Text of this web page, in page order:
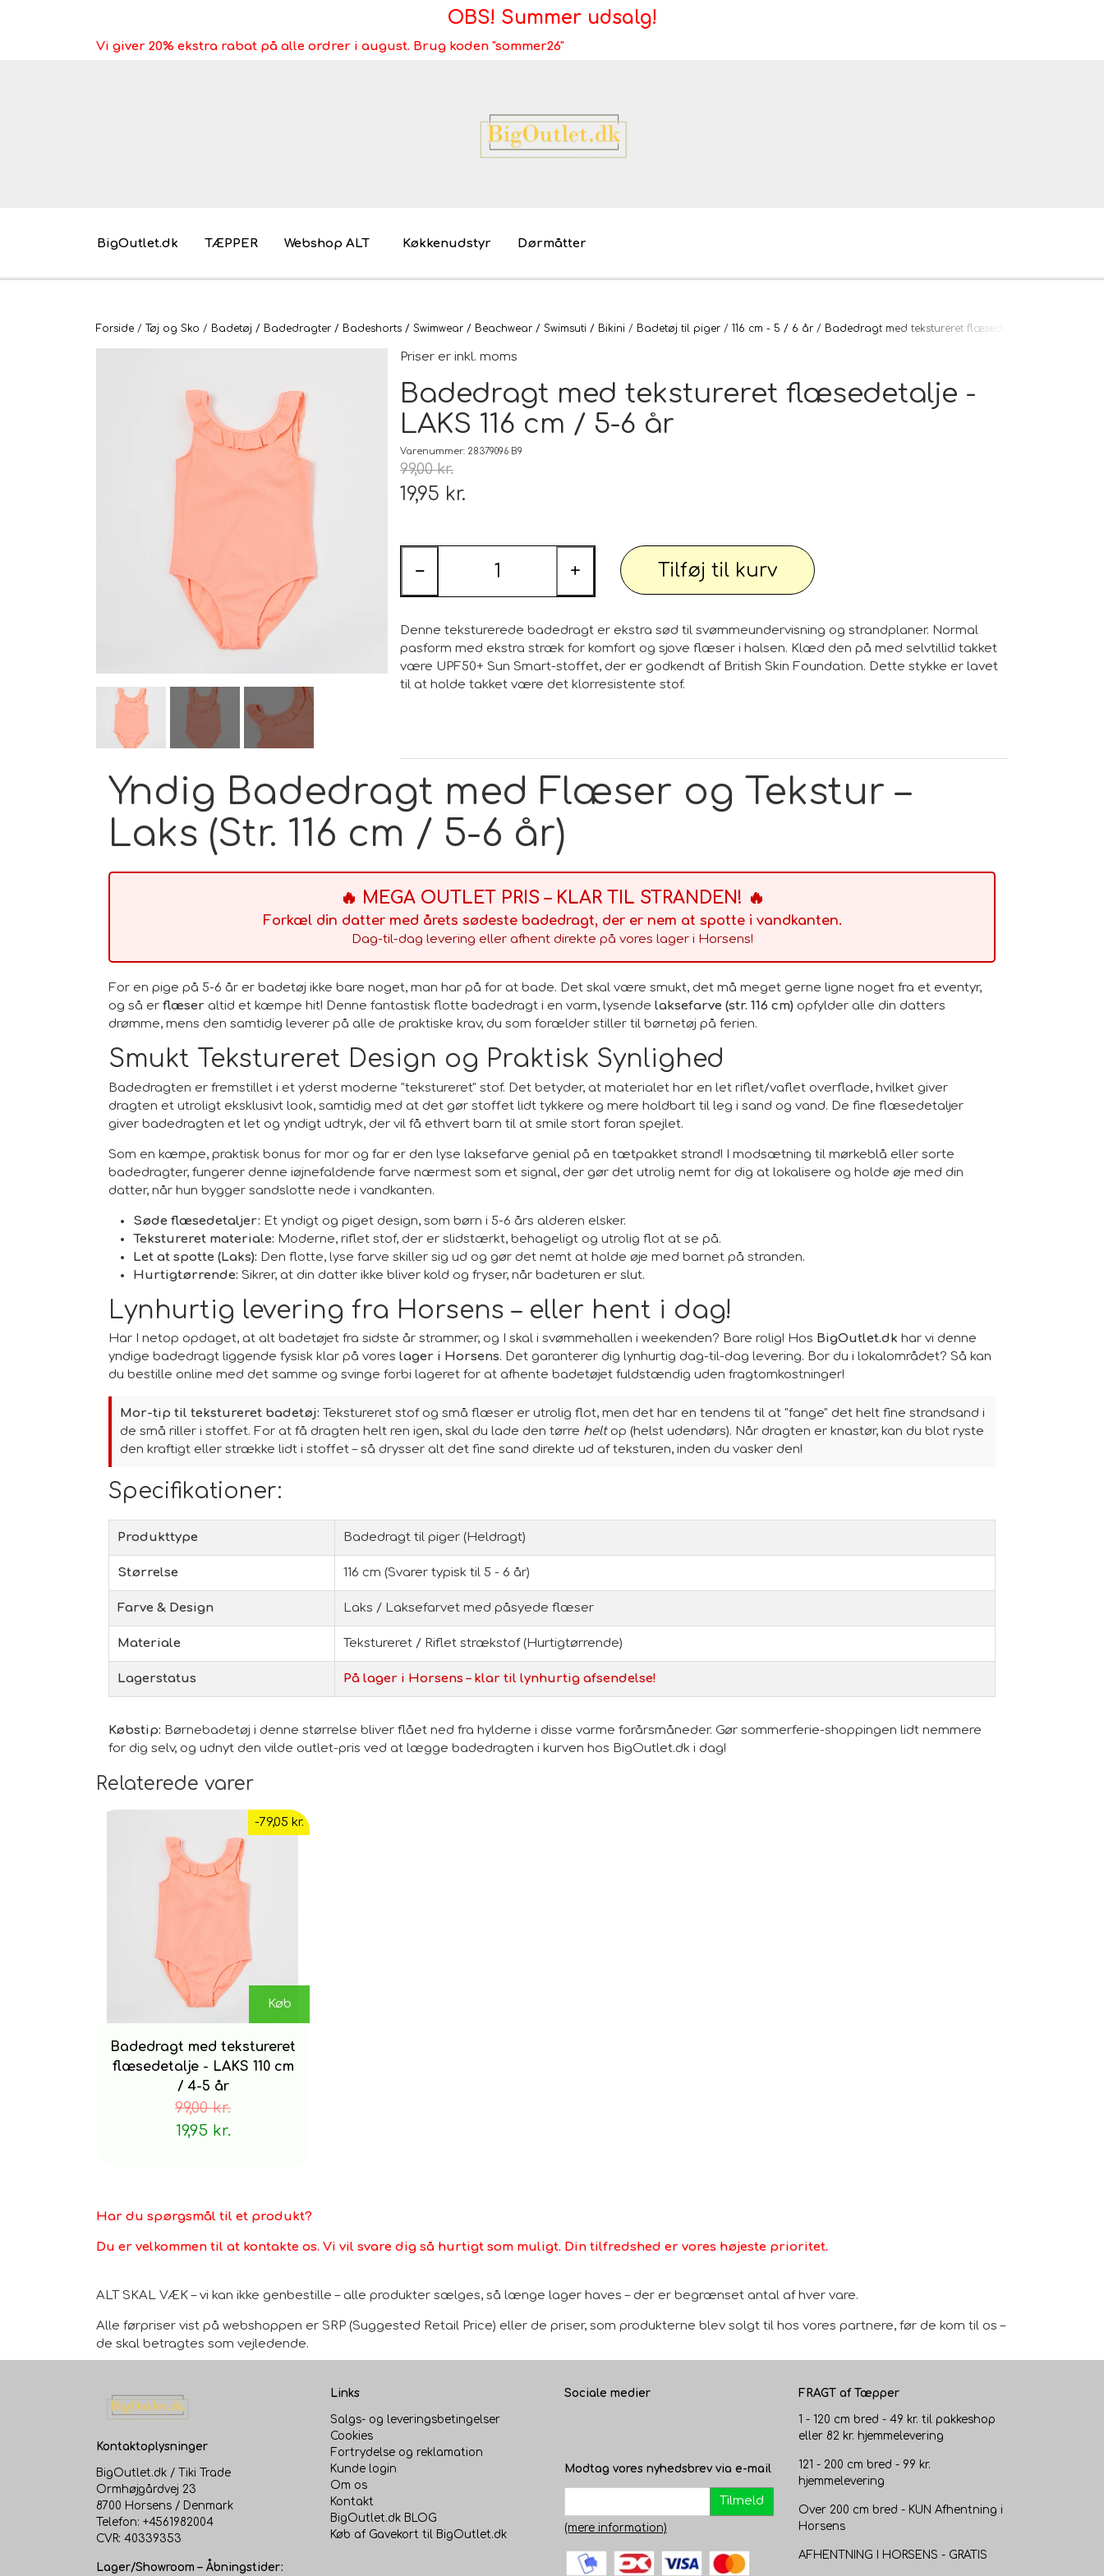
OBS! Summer udsalg!
Vi giver 20% ekstra rabat på alle ordrer i august. Brug koden "sommer26"
BigOutlet.dk TÆPPER Webshop ALT
Pakkeleg gaveidéer til under 30 kr. Brugt/demo/udstilling - bliv miljøvenlig Møbler og tæpper
Køkkenudstyr Fotostudie udstyr Tøj og Sko
Smartwatch, mobil og tilbehør
Baby og Barneutstyr
Barnevogne klapvogne og diverse
Kontor og administration
Køkkenudstyr Dørmåtter
Forside Tøj og Sko Badetøj / Badedragter / Badeshorts / Swimwear / Beachwear / Swimsuti / Bikini Badetøj til piger 116 cm - 5 / 6 år Badedragt med tekstureret flæsedetalje - LAKS 116
Priser er inkl. moms
Badedragt med tekstureret flæsedetalje -
LAKS 116 cm / 5-6 år
Varenummer: 28379096 B9
99,00 kr.
19,95 kr.
− + Tilføj til kurv
Denne teksturerede badedragt er ekstra sød til svømmeundervisning og strandplaner. Normal
pasform med ekstra stræk for komfort og sjove flæser i halsen. Klæd den på med selvtillid takket
være UPF50+ Sun Smart-stoffet, der er godkendt af British Skin Foundation. Dette stykke er lavet
til at holde takket være det klorresistente stof.
Yndig Badedragt med Flæser og Tekstur –
Laks (Str. 116 cm / 5-6 år)
🔥 MEGA OUTLET PRIS – KLAR TIL STRANDEN! 🔥
Forkæl din datter med årets sødeste badedragt, der er nem at spotte i vandkanten.
Dag-til-dag levering eller afhent direkte på vores lager i Horsens!
For en pige på 5-6 år er badetøj ikke bare noget, man har på for at bade. Det skal være smukt, det må meget gerne ligne noget fra et eventyr,
og så er flæser altid et kæmpe hit! Denne fantastisk flotte badedragt i en varm, lysende laksefarve (str. 116 cm) opfylder alle din datters
drømme, mens den samtidig leverer på alle de praktiske krav, du som forælder stiller til børnetøj på ferien.
Smukt Tekstureret Design og Praktisk Synlighed
Badedragten er fremstillet i et yderst moderne "tekstureret" stof. Det betyder, at materialet har en let riflet/vaflet overflade, hvilket giver
dragten et utroligt eksklusivt look, samtidig med at det gør stoffet lidt tykkere og mere holdbart til leg i sand og vand. De fine flæsedetaljer
giver badedragten et let og yndigt udtryk, der vil få ethvert barn til at smile stort foran spejlet.
Som en kæmpe, praktisk bonus for mor og far er den lyse laksefarve genial på en tætpakket strand! I modsætning til mørkeblå eller sorte
badedragter, fungerer denne iøjnefaldende farve nærmest som et signal, der gør det utrolig nemt for dig at lokalisere og holde øje med din
datter, når hun bygger sandslotte nede i vandkanten.
Søde flæsedetaljer: Et yndigt og piget design, som børn i 5-6 års alderen elsker.
Tekstureret materiale: Moderne, riflet stof, der er slidstærkt, behageligt og utrolig flot at se på.
Let at spotte (Laks): Den flotte, lyse farve skiller sig ud og gør det nemt at holde øje med barnet på stranden.
Hurtigtørrende: Sikrer, at din datter ikke bliver kold og fryser, når badeturen er slut.
Lynhurtig levering fra Horsens – eller hent i dag!
Har I netop opdaget, at alt badetøjet fra sidste år strammer, og I skal i svømmehallen i weekenden? Bare rolig! Hos BigOutlet.dk har vi denne
yndige badedragt liggende fysisk klar på vores lager i Horsens. Det garanterer dig lynhurtig dag-til-dag levering. Bor du i lokalområdet? Så kan
du bestille online med det samme og svinge forbi lageret for at afhente badetøjet fuldstændig uden fragtomkostninger!
Mor-tip til tekstureret badetøj: Tekstureret stof og små flæser er utrolig flot, men det har en tendens til at "fange" det helt fine strandsand i
de små riller i stoffet. For at få dragten helt ren igen, skal du lade den tørre heltop (helst udendørs). Når dragten er knastør, kan du blot ryste
den kraftigt eller strække lidt i stoffet – så drysser alt det fine sand direkte ud af teksturen, inden du vasker den!
Specifikationer:
Produkttype Badedragt til piger (Heldragt)
Størrelse 116 cm (Svarer typisk til 5 - 6 år)
Farve & Design Laks / Laksefarvet med påsyede flæser
Materiale Tekstureret / Riflet strækstof (Hurtigtørrende)
Lagerstatus På lager i Horsens – klar til lynhurtig afsendelse!
Købstip: Børnebadetøj i denne størrelse bliver flået ned fra hylderne i disse varme forårsmåneder. Gør sommerferie-shoppingen lidt nemmere
for dig selv, og udnyt den vilde outlet-pris ved at lægge badedragten i kurven hos BigOutlet.dk i dag!
Relaterede varer
-79,05 kr.
Køb
Badedragt med tekstureret
flæsedetalje - LAKS 110 cm
/ 4-5 år
99,00 kr.
19,95 kr.
Har du spørgsmål til et produkt?
Du er velkommen til at kontakte os. Vi vil svare dig så hurtigt som muligt. Din tilfredshed er vores højeste prioritet.
ALT SKAL VÆK – vi kan ikke genbestille – alle produkter sælges, så længe lager haves – der er begrænset antal af hver vare.
Alle førpriser vist på webshoppen er SRP (Suggested Retail Price) eller de priser, som produkterne blev solgt til hos vores partnere, før de kom til os –
de skal betragtes som vejledende.
Kontaktoplysninger
BigOutlet.dk / Tiki Trade
Ormhøjgårdvej 23
8700 Horsens / Denmark
Telefon: +4561982004
CVR: 40339353
Lager/Showroom – Åbningstider:
Links
Salgs- og leveringsbetingelser
Cookies
Fortrydelse og reklamation
Kunde login
Om os
Kontakt
BigOutlet.dk BLOG
Køb af Gavekort til BigOutlet.dk
Sociale medier
Modtag vores nyhedsbrev via e-mail
Tilmeld
(mere information)
FRAGT af Tæpper
1 - 120 cm bred - 49 kr. til pakkeshop
eller 82 kr. hjemmelevering
121 - 200 cm bred - 99 kr.
hjemmelevering
Over 200 cm bred - KUN Afhentning i
Horsens
AFHENTNING I HORSENS - GRATIS